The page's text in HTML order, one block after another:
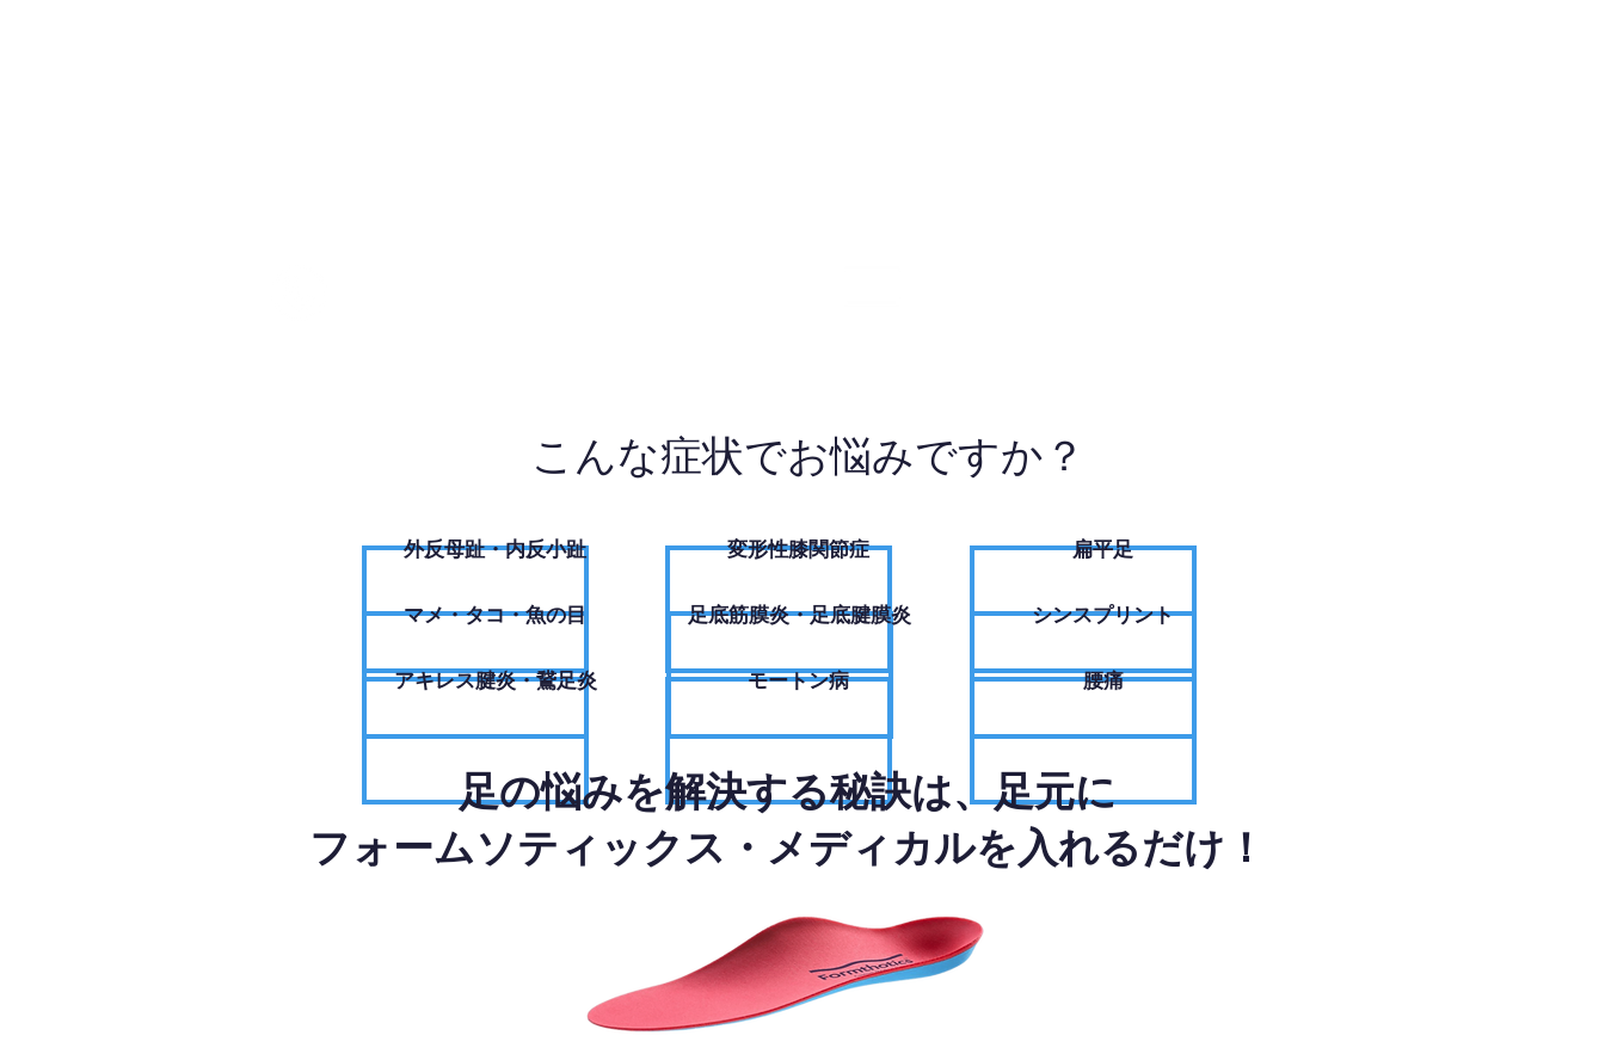
こんな症状でお悩みですか？
外反母趾・内反小趾
​マメ・タコ・魚の目
アキレス腱炎・鵞足炎
変形性膝関節症
足底筋膜炎・足底腱膜炎
モートン病
扁平足
シンスプリント
腰痛
足の悩みを解決する秘訣は、足元に
フォームソティックス・メディカルを入れるだけ！